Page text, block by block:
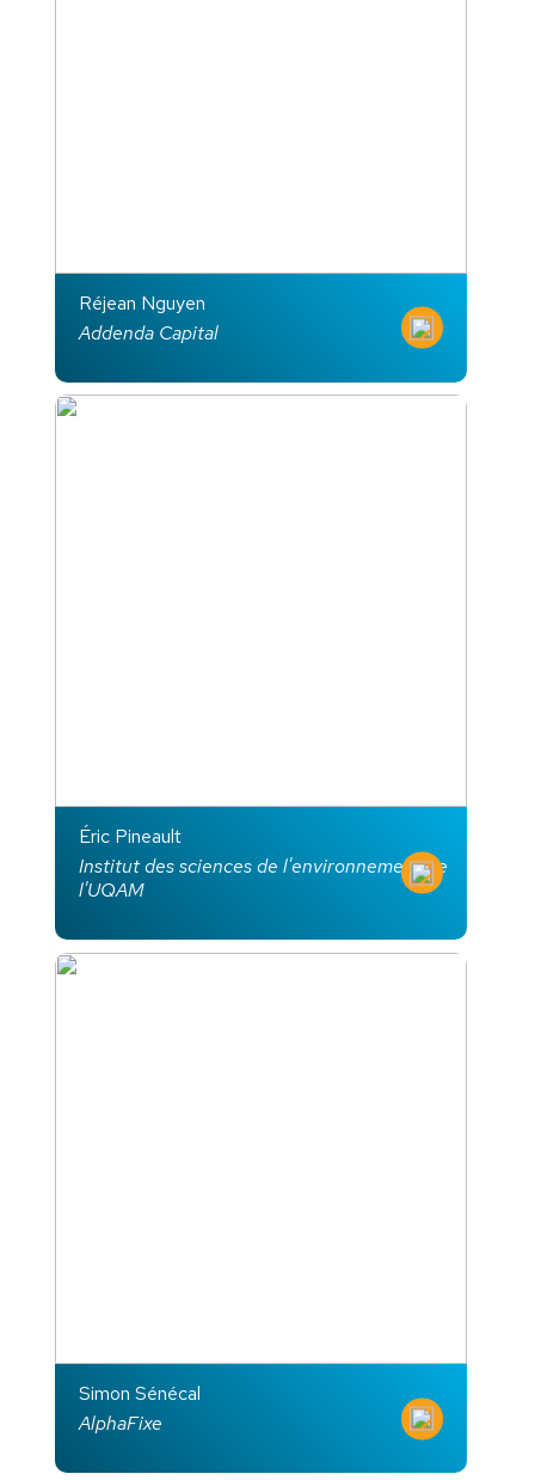
Réjean Nguyen
Addenda Capital
Éric Pineault
Institut des sciences de l'environnement de
l'UQAM
Simon Sénécal
AlphaFixe